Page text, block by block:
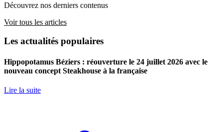
Découvrez nos derniers contenus
Voir tous les articles
Les actualités populaires
Hippopotamus Béziers : réouverture le 24 juillet 2026 avec le
nouveau concept Steakhouse à la française
Lire la suite